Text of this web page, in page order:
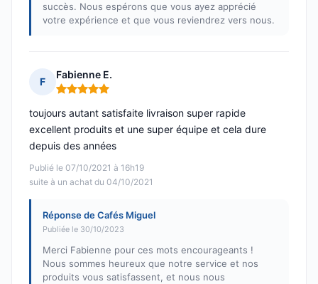
succès. Nous espérons que vous ayez apprécié
votre expérience et que vous reviendrez vers nous.
F
Fabienne E.
Note : 5 sur 5
Publié le 07/10/2021 à 16h19
suite à un achat du 04/10/2021
toujours autant satisfaite livraison super rapide
excellent produits et une super équipe et cela dure
depuis des années
Réponse de Cafés Miguel
Publiée le 30/10/2023
Merci Fabienne pour ces mots encourageants !
Nous sommes heureux que notre service et nos
produits vous satisfassent, et nous nous